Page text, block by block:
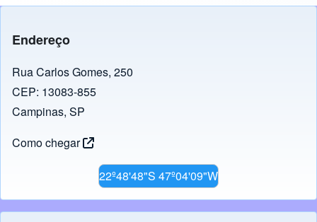
e
b
o
o
k
gr s e y
Endereço
Rua Carlos Gomes, 250
CEP: 13083-855
Campinas, SP
Como chegar
22º48'48"S 47º04'09"W